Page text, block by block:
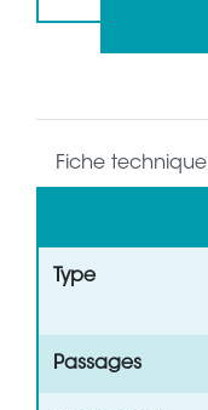
Fiche technique
Type
Passages